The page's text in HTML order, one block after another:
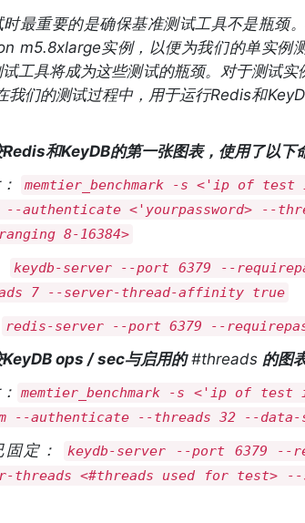
时最重要的是确保基准测试工具不是瓶颈
m5.8xlarge实例，以便为我们的单实例
工具将成为这些测试的瓶颈。对于测试实
我们的测试过程中，用于运行Redis和
和KeyDB的第一张图表，使用了以下
memtier_benchmark -s <'ip of test
--authenticate <'yourpassword> --
8-16384>
keydb-server --port 6379 --
7 --server-thread-affinity true
redis-server --port 6379 --
KeyDB ops / sec与启用的 #threads 的图
memtier_benchmark -s <'ip of test
--authenticate --threads 32 --data-
固定：
keydb-server --port 6379 --
threads <#threads used for test>